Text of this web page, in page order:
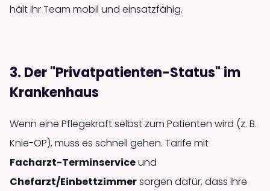
hält Ihr Team mobil und einsatzfähig.
3. Der "Privatpatienten-Status" im
Krankenhaus
Wenn eine Pflegekraft selbst zum Patienten wird (z. B.
Knie-OP), muss es schnell gehen. Tarife mit
Facharzt-Terminserviceund
Chefarzt/Einbettzimmersorgen dafür, dass Ihre